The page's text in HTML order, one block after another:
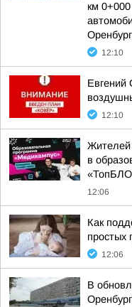
км
12:10
Евгений
12:10
Жителей
в
12:06
Как
простых
12:06
В